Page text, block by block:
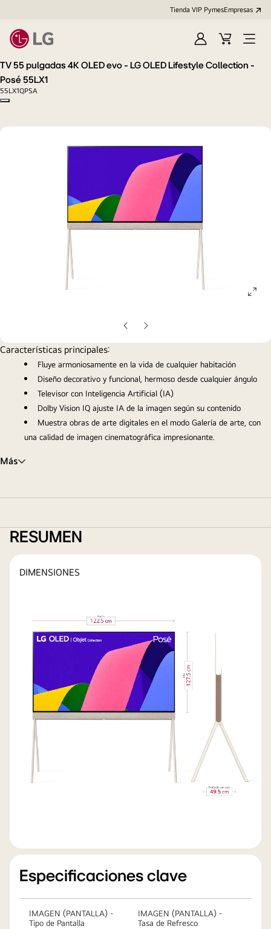
Tienda VIP PymesEmpresas
Iniciar
sesión
Cart
Open
TV 55 pulgadas 4K OLED evo - LG OLED Lifestyle Collection -
Posé 55LX1
55LX1QPSA
Copy model name
Diapositiva
anterior
Siguiente
diapositiva
Características principales:
Fluye armoniosamente en la vida de cualquier habitación
Diseño decorativo y funcional, hermoso desde cualquier ángulo
Televisor con Inteligencia Artificial (IA)
Dolby Vision IQ ajuste IA de la imagen según su contenido
Muestra obras de arte digitales en el modo Galería de arte, con
una calidad de imagen cinematográfica impresionante.
Más
RESUMEN
DIMENSIONES
Especificaciones clave
IMAGEN (PANTALLA) -
Tipo de Pantalla
IMAGEN (PANTALLA) -
Tasa de Refresco